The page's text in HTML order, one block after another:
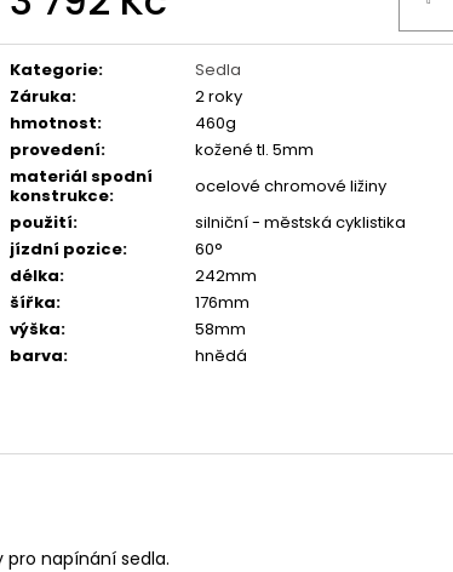
cena:
Kategorie:
Sedla
Záruka:
2 roky
hmotnost:
460g
provedení:
kožené tl. 5mm
materiál spodní
konstrukce:
ocelové chromové ližiny
použití:
silniční - městská cyklistika
jízdní pozice:
60°
délka:
242mm
šířka:
176mm
výška:
58mm
barva: hnědá
napínání sedla.
ESKA SKLÁDAČKA - REDESIGN URBAN
19 400 Kč